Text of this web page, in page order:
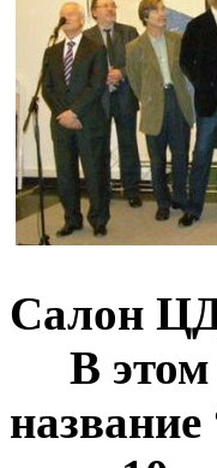
Салон
В этом